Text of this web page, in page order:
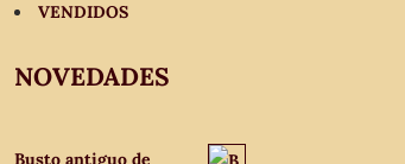
VENDIDOS
NOVEDADES
Busto antiguo de